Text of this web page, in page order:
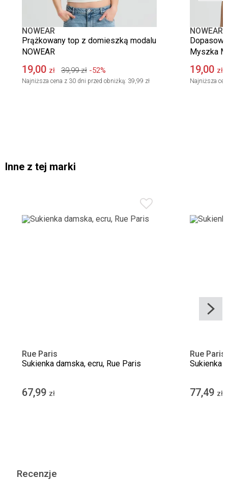
NOWEAR
Prążkowany top z domieszką modalu
NOWEAR
19,00 zł 39,99 zł -52%
Najniższa cena z 30 dni przed obniżką: 39,99 zł
NOWEAR
Myszka
19,00 zł
Najniższa
Inne z tej marki
Rue Paris
Sukienka damska, ecru, Rue Paris
67,99 zł
Rue Paris
Sukienka
77,49 zł
Recenzje